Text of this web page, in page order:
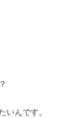
いんです。